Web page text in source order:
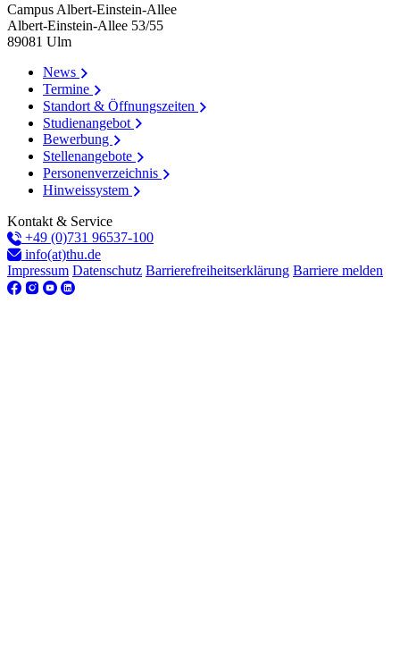
Campus Albert-Einstein-Allee
Albert-Einstein-Allee 53/​55
89081 Ulm
News
Termine
Standort & Öffnungszeiten
Studienangebot
Bewerbung
Stellenangebote
Personenverzeichnis
Hinweissystem
Kontakt & Service
+49 (0)731 96537-100
info(at)thu.de
Impressum Datenschutz Barrierefreiheitserklärung Barriere melden